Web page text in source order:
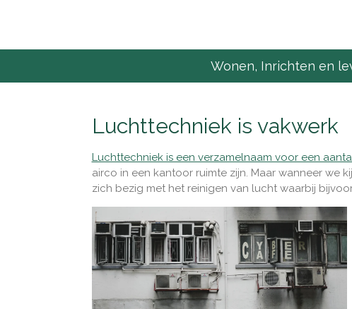
Wonen, Inrichten en
Luchttechniek is vakwerk
Luchttechniek is een verzamelnaam voor een
airco in een kantoor ruimte zijn. Maar wanneer we
zich bezig met het reinigen van lucht waarbij